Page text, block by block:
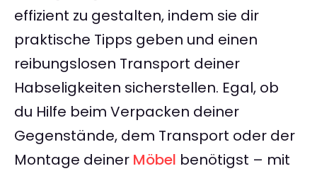
effizient zu gestalten, indem sie dir
praktische Tipps geben und einen
reibungslosen Transport deiner
Habseligkeiten sicherstellen. Egal, ob
du Hilfe beim Verpacken deiner
Gegenstände, dem Transport oder der
Montage deiner Möbel benötigst – mit